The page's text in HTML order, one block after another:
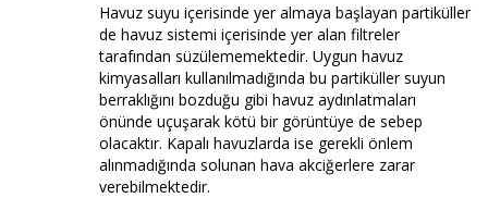
Havuz suyu içerisinde yer almaya başlayan partiküller
de havuz sistemi içerisinde yer alan filtreler
tarafından süzülememektedir. Uygun havuz
kimyasalları kullanılmadığında bu partiküller suyun
berraklığını bozduğu gibi havuz aydınlatmaları
önünde uçuşarak kötü bir görüntüye de sebep
olacaktır. Kapalı havuzlarda ise gerekli önlem
alınmadığında solunan hava akciğerlere zarar
verebilmektedir.